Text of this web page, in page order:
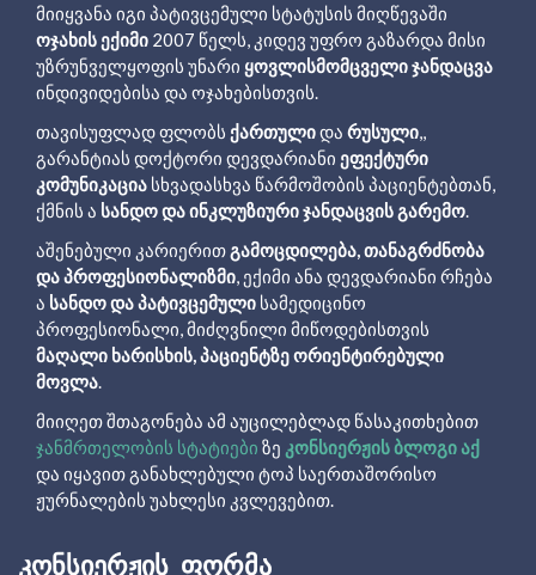
მიიყვანა იგი პატივცემული სტატუსის მიღწევაში
ოჯახის ექიმი 2007 წელს, კიდევ უფრო გაზარდა მისი
უზრუნველყოფის უნარი ყოვლისმომცველი ჯანდაცვა
ინდივიდებისა და ოჯახებისთვის.
თავისუფლად ფლობს ქართულიდა რუსული,,
გარანტიას დოქტორი დევდარიანი ეფექტური
კომუნიკაცია სხვადასხვა წარმოშობის პაციენტებთან,
ქმნის ა სანდო და ინკლუზიური ჯანდაცვის გარემო.
აშენებული კარიერითგამოცდილება, თანაგრძნობა
და პროფესიონალიზმი, ექიმი ანა დევდარიანი რჩება
ა სანდო და პატივცემული სამედიცინო
პროფესიონალი, მიძღვნილი მიწოდებისთვის
მაღალი ხარისხის, პაციენტზე ორიენტირებული
მოვლა.
მიიღეთ შთაგონება ამ აუცილებლად წასაკითხებით
ჯანმრთელობის სტატიები ზე კონსიერჟის ბლოგი აქ
და იყავით განახლებული ტოპ საერთაშორისო
ჟურნალების უახლესი კვლევებით.
ᲙᲝᲜᲡᲘᲔᲠᲟᲘᲡ_ᲤᲝᲠᲛᲐ